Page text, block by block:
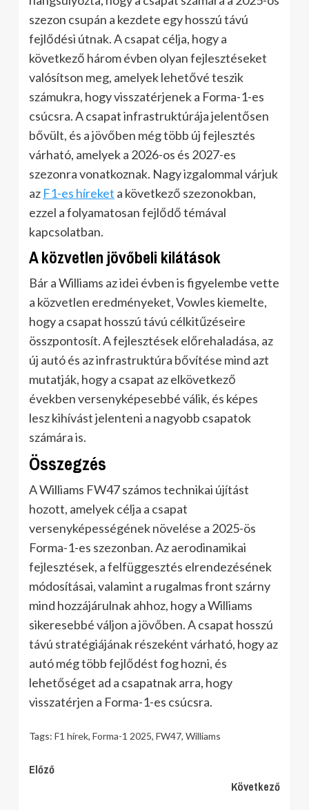
szezon csupán a kezdete egy hosszú távú
fejlődési útnak. A csapat célja, hogy a
következő három évben olyan fejlesztéseket
valósítson meg, amelyek lehetővé teszik
számukra, hogy visszatérjenek a Forma-1-es
csúcsra. A csapat infrastruktúrája jelentősen
bővült, és a jövőben még több új fejlesztés
várható, amelyek a 2026-os és 2027-es
szezonra vonatkoznak. Nagy izgalommal várjuk
az F1-es híreket a következő szezonokban,
ezzel a folyamatosan fejlődő témával
kapcsolatban.
A közvetlen jövőbeli kilátások
Bár a Williams az idei évben is figyelembe vette
a közvetlen eredményeket, Vowles kiemelte,
hogy a csapat hosszú távú célkitűzéseire
összpontosít. A fejlesztések előrehaladása, az
új autó és az infrastruktúra bővítése mind azt
mutatják, hogy a csapat az elkövetkező
években versenyképesebbé válik, és képes
lesz kihívást jelenteni a nagyobb csapatok
számára is.
Összegzés
A Williams FW47 számos technikai újítást
hozott, amelyek célja a csapat
versenyképességének növelése a 2025-ös
Forma-1-es szezonban. Az aerodinamikai
fejlesztések, a felfüggesztés elrendezésének
módosításai, valamint a rugalmas front szárny
mind hozzájárulnak ahhoz, hogy a Williams
sikeresebbé váljon a jövőben. A csapat hosszú
távú stratégiájának részeként várható, hogy az
autó még több fejlődést fog hozni, és
lehetőséget ad a csapatnak arra, hogy
visszatérjen a Forma-1-es csúcsra.
Tags: F1 hírek, Forma-1 2025, FW47, Williams
Continue
Előző
Következő